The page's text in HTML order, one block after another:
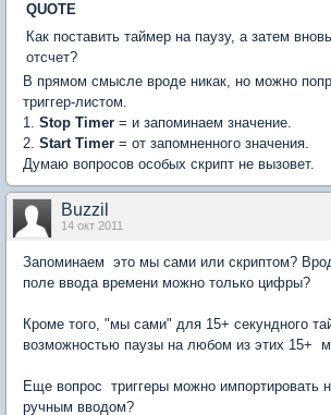
QUOTE
Как поставить таймер на паузу, а затем
отсчет?
В прямом смысле вроде никак, но можно
триггер-листом.
1. Stop Timer = и запоминаем значение.
2. Start Timer = от запомненного значения.
Думаю вопросов особых скрипт не вызовет.
Buzzil
14 окт 2011
Запоминаем  это мы сами или скриптом?
поле ввода времени можно только цифры?
Кроме того, "мы сами" для 15+ секундного
возможностью паузы на любом из этих 15+ 
Еще вопрос  триггеры можно импортировать
ручным вводом?